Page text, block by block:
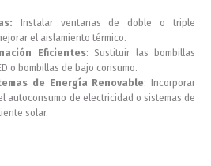
Instalar ventanas de doble o triple
el aislamiento térmico.
Eficientes: Sustituir las bombillas
o bombillas de bajo consumo.
de Energía Renovable: Incorporar
autoconsumo de electricidad o sistemas de
solar.